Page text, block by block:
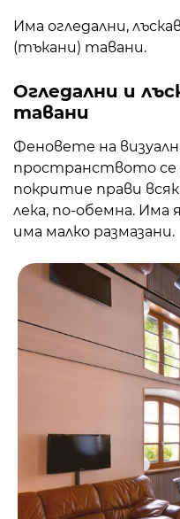
Има огледални,
(тъкани) тавани.
Огледални и
тавани
Феновете на
пространството се
покритие прави
лека, по-обемна. Има
има малко размазани.